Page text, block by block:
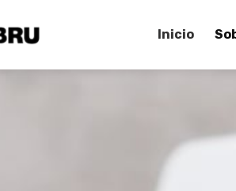
Inicio